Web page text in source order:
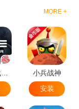
MORE +
EVE星战前夜无烬星河
小兵战神
安装